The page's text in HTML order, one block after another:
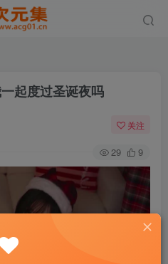
起度过圣诞夜吗
关注
29 9